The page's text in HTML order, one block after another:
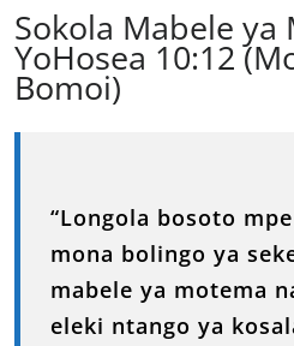
Sokola Mabele ya
YoHosea 10:12
Bomoi)
“Longola bosoto
mona bolingo ya
mabele ya motema
eleki ntango ya